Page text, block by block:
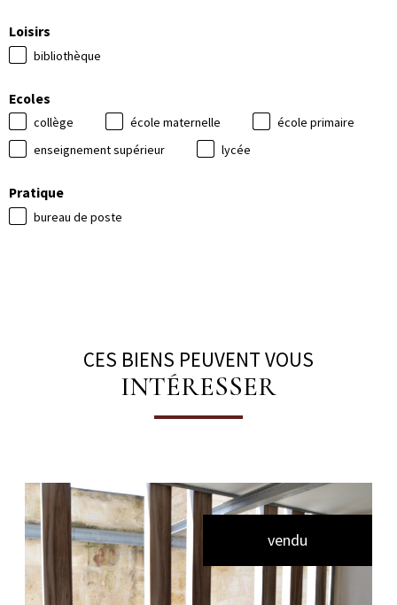
Loisirs
bibliothèque
Ecoles
collège école maternelle
école primaire
enseignement supérieur
lycée
Pratique
bureau de poste
CES BIENS PEUVENT VOUS
INTÉRESSER
vendu